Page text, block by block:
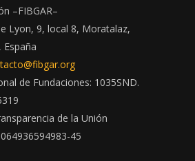
–FIBGAR–
Lyon, 9, local 8, Moratalaz,
España
de Fundaciones: 1035SND.
de la Unión
45